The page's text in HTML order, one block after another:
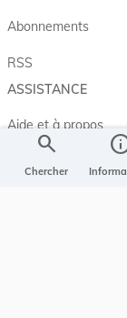
search
Chercher
Abonnements
RSS
ASSISTANCE
Aide et à propos